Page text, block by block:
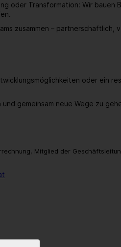
oder Transformation: Wir bauen
zusammen – partnerschaftlich,
oder ein
gemeinsam neue Wege zu
Mitglied der